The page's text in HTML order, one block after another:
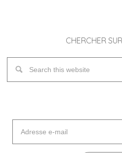
CHERCHER
mail